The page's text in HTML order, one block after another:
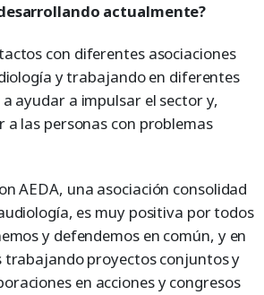
actualmente?
con diferentes asociaciones
y trabajando en diferentes
ayudar a impulsar el sector y,
a las personas con problemas
AEDA, una asociación consolidad
es muy positiva por todos
y defendemos en común, y en
trabajando proyectos conjuntos y
en acciones y congresos